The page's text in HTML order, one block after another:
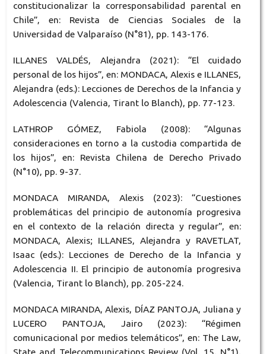
constitucionalizar la corresponsabilidad parental en
Chile”, en: Revista de Ciencias Sociales de la
Universidad de Valparaíso (N°81), pp. 143-176.
ILLANES VALDÉS, Alejandra (2021): “El cuidado
personal de los hijos”, en: MONDACA, Alexis e ILLANES,
Alejandra (eds.): Lecciones de Derechos de la Infancia y
Adolescencia (Valencia, Tirant lo Blanch), pp. 77-123.
LATHROP GÓMEZ, Fabiola (2008): “Algunas
consideraciones en torno a la custodia compartida de
los hijos”, en: Revista Chilena de Derecho Privado
(N°10), pp. 9-37.
MONDACA MIRANDA, Alexis (2023): “Cuestiones
problemáticas del principio de autonomía progresiva
en el contexto de la relación directa y regular”, en:
MONDACA, Alexis; ILLANES, Alejandra y RAVETLAT,
Isaac (eds.): Lecciones de Derecho de la Infancia y
Adolescencia II. El principio de autonomía progresiva
(Valencia, Tirant lo Blanch), pp. 205-224.
MONDACA MIRANDA, Alexis, DÍAZ PANTOJA, Juliana y
LUCERO PANTOJA, Jairo (2023): “Régimen
comunicacional por medios telemáticos”, en: The Law,
State and Telecommunications Review (Vol. 15, N°1),